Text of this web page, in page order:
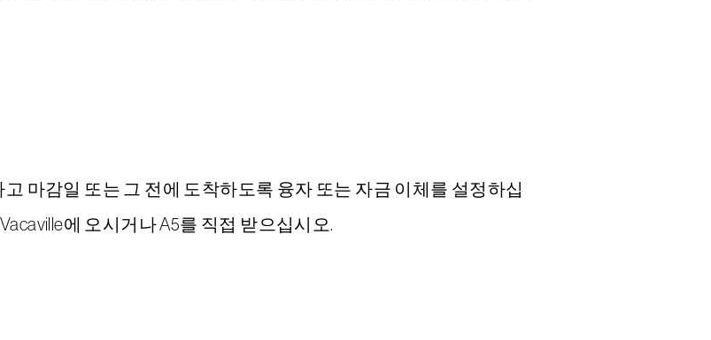
마감일 또는 그 전에 도착하도록 융자 또는 자금 이체를 설정하십
에 오시거나 A5를 직접 받으십시오.